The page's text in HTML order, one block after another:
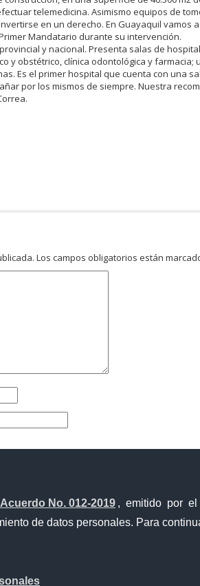
Acuerdo No. 012-2019 , emitido por el
de datos personales. Para
telemedicina. Asimismo equipos de
en un derecho. En Guayaquil vamos
Mandatario durante su intervención.
y nacional. Presenta salas de
y obstétrico, clínica odontológica y
Es el primer hospital que cuenta con una
por los mismos de siempre. Nuestra
Los campos obligatorios están